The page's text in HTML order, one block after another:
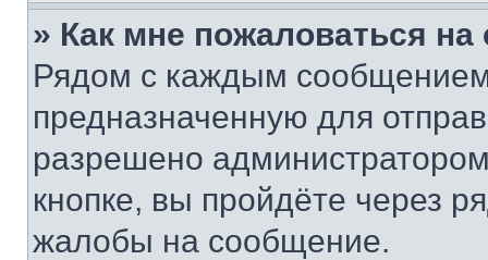
» Как мне пожаловаться
Рядом с каждым сообщением
предназначенную для
разрешено
кнопке, вы пройдёте через
жалобы на сообщение.